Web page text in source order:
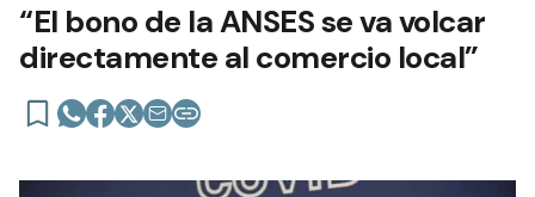
“El bono de la ANSES se va volcar
directamente al comercio local”